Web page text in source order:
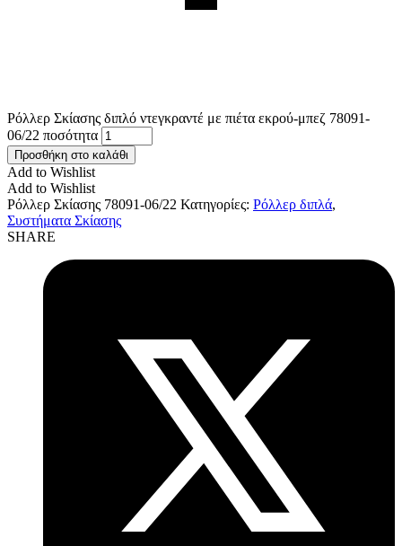
Ρόλλερ Σκίασης διπλό ντεγκραντέ με πιέτα εκρού-μπεζ 78091-
06/22 ποσότητα
Προσθήκη στο καλάθι
Add to Wishlist
Add to Wishlist
Ρόλλερ Σκίασης 78091-06/22 Κατηγορίες: Ρόλλερ διπλά,
Συστήματα Σκίασης
SHARE